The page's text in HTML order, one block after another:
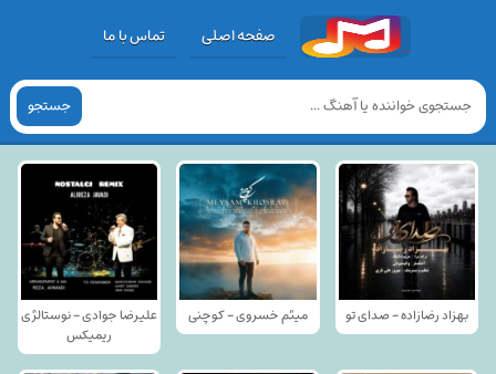
صفحه اصلی تماس با ما
جستجو
بهزاد رضازاده - صدای تو میثم خسروی - کوچنی
علیرضا جوادی - نوستالژی
ریمیکس